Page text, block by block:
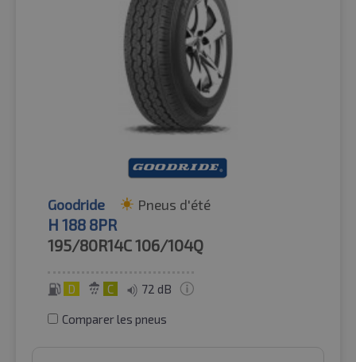
Goodride Pneus d'été
H 188 8PR
195/80R14C106/104Q
D C 72 dB
Comparer les pneus